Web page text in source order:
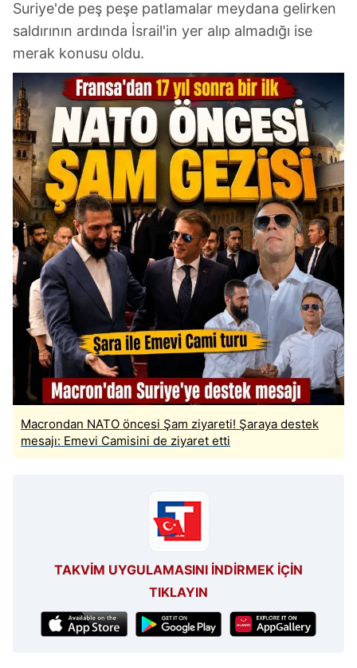
Suriye'de peş peşe patlamalar meydana gelirken
saldırının ardında İsrail'in yer alıp almadığı ise
merak konusu oldu.
Macrondan NATO öncesi Şam ziyareti! Şaraya destek
mesajı: Emevi Camisini de ziyaret etti
TAKVİM UYGULAMASINI İNDİRMEK İÇİN
TIKLAYIN